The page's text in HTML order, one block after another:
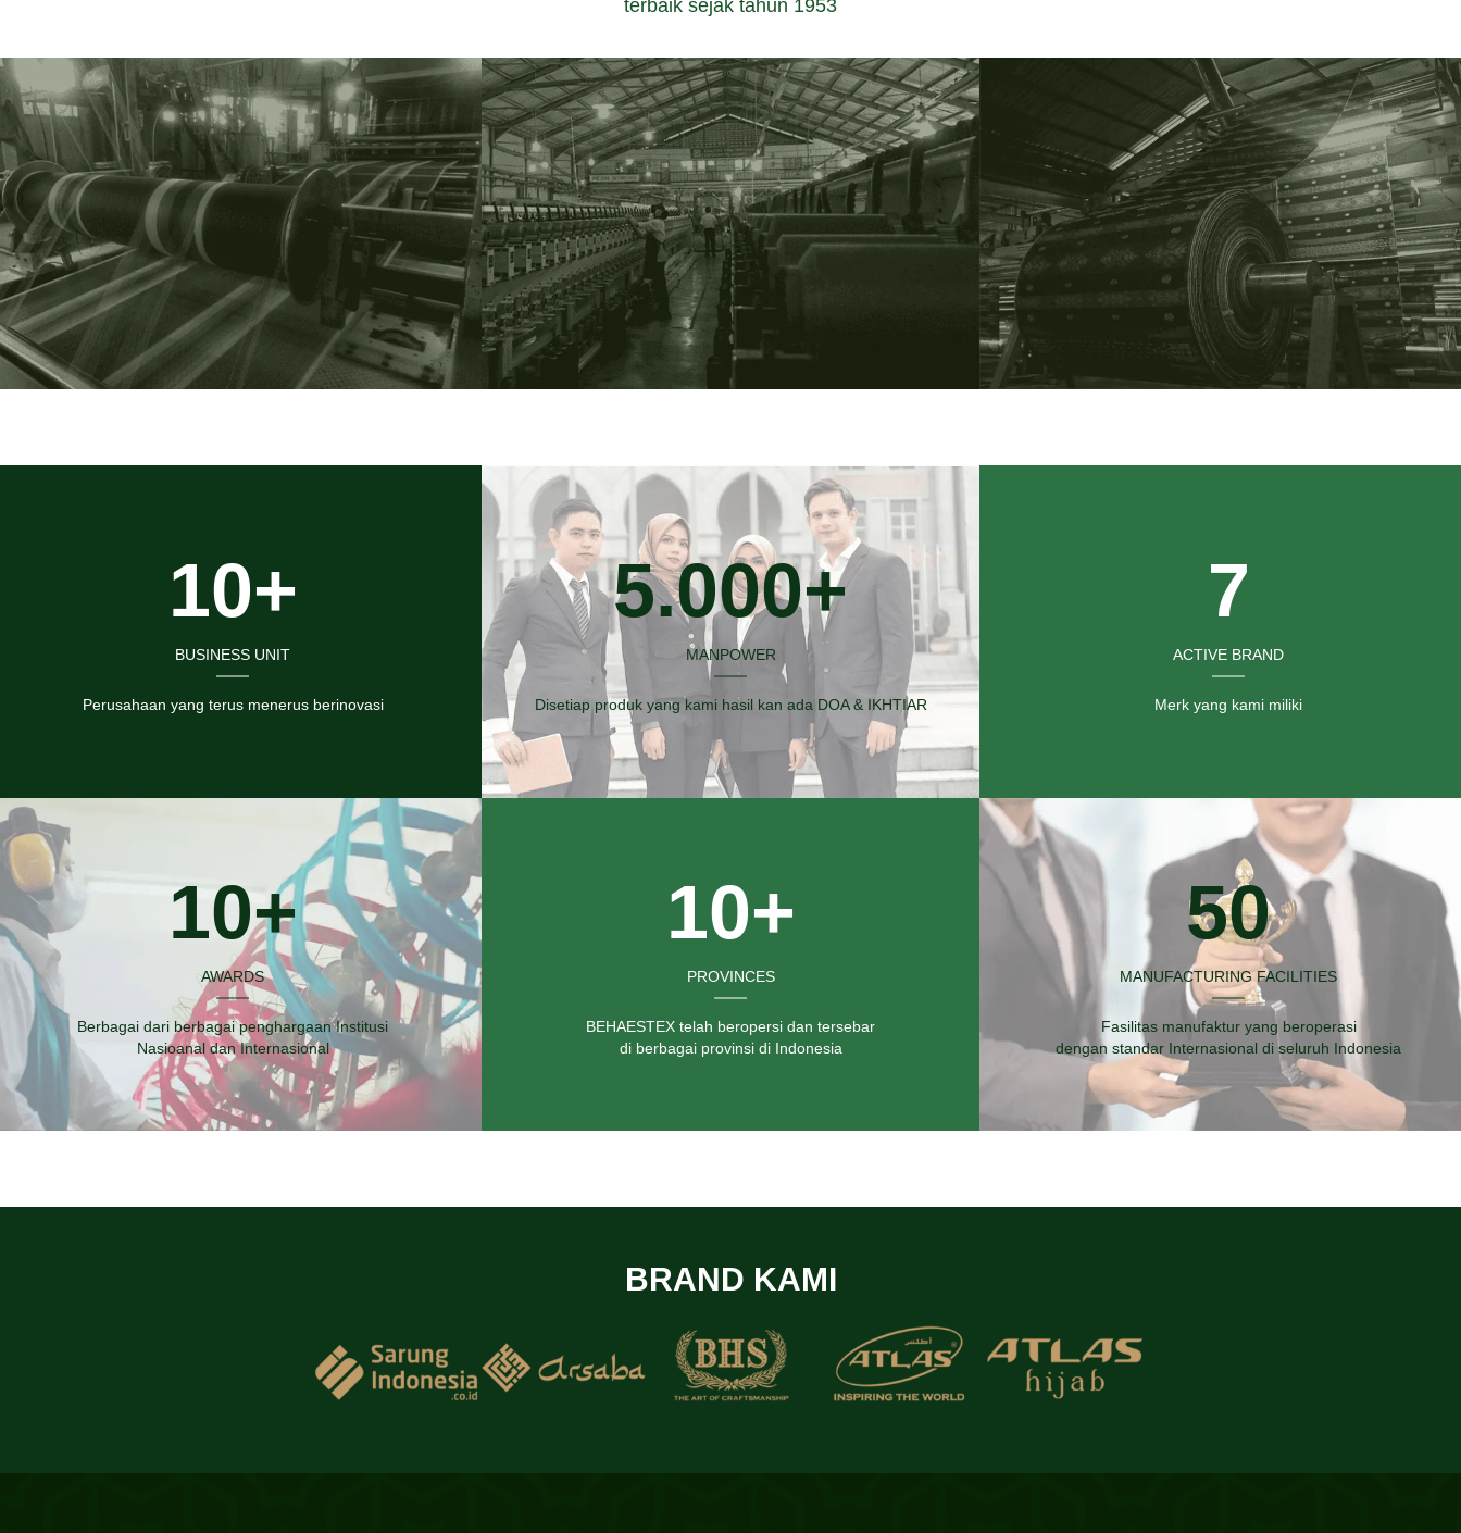
terbaik sejak tahun 1953
10+
BUSINESS UNIT
Perusahaan yang terus menerus berinovasi
5.000+
MANPOWER
Disetiap produk yang kami hasil kan ada DOA & IKHTIAR
7
ACTIVE BRAND
Merk yang kami miliki
10+
AWARDS
Berbagai dari berbagai penghargaan Institusi
Nasioanal dan Internasional
10+
PROVINCES
BEHAESTEX telah beropersi dan tersebar
di berbagai provinsi di Indonesia
50
MANUFACTURING FACILITIES
Fasilitas manufaktur yang beroperasi
dengan standar Internasional di seluruh Indonesia
BRAND KAMI